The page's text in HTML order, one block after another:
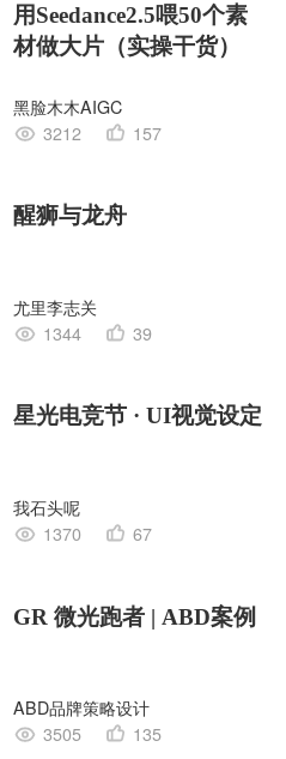
用Seedance2.5喂50个素
材做大片（实操干货）
黑脸木木AIGC
3212
157
醒狮与龙舟
尤里李志关
1344
39
星光电竞节 · UI视觉设定
我石头呢
1370
67
GR 微光跑者 | ABD案例
ABD品牌策略设计
3505
135